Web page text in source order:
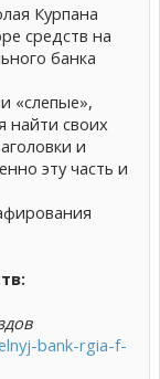
Курпана
средств на
банка
«слепые»,
найти своих
и
эту часть и
bank-rgia-f-